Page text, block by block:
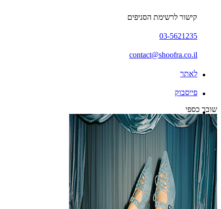
קישור לרשימת הסניפים
03-5621235
contact@shoofra.co.il
לאתר
פייסבוק
שובר כספי